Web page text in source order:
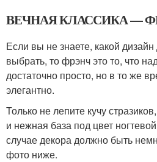
ВЕЧНАЯ КЛАССИКА —
Если вы не знаете, какой дизайн
выбрать, то фрэнч это то, что
достаточно просто, но в то же
элегантно.
Только не лепите кучу
и нежная база под цвет
случае декора должно быть
фото ниже.